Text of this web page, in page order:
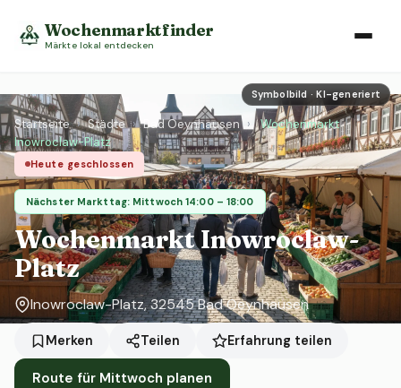
Wochenmarktfinder
Märkte lokal entdecken
Symbolbild · KI-generiert
Startseite › Städte › Bad Oeynhausen ›
Wochenmarkt
Inowroclaw-Platz
Heute geschlossen
Nächster Markttag: Mittwoch 14:00 – 18:00
Wochenmarkt Inowroclaw-
Platz
Inowroclaw-Platz, 32545 Bad Oeynhausen
Merken Teilen Erfahrung teilen
Route für Mittwoch planen